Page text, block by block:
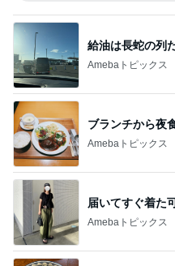
給油は長蛇の列
Amebaトピックス
ブランチから夜
Amebaトピックス
届いてすぐ着た
Amebaトピックス